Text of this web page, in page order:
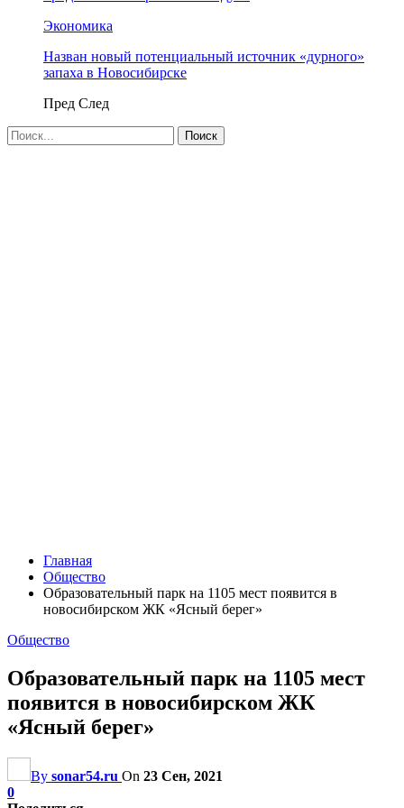
Экономика
Назван новый потенциальный источник «дурного»
запаха в Новосибирске
Пред След
Главная
Общество
Образовательный парк на 1105 мест появится в
новосибирском ЖК «Ясный берег»
Общество
Образовательный парк на 1105 мест
появится в новосибирском ЖК
«Ясный берег»
By sonar54.ru On 23 Сен, 2021
0